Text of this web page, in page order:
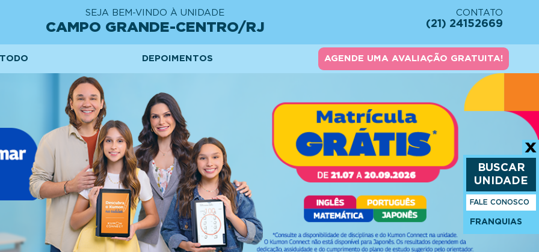
SEJA BEM-VINDO À UNIDADE
CAMPO GRANDE-CENTRO/RJ
CONTATO
(21) 24152669
DEPOIMENTOS AGENDE UMA AVALIAÇÃO GRATUITA!
BUSCAR
UNIDADE
FALE CONOSCO
FRANQUIAS